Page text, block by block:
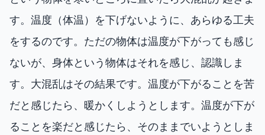
す。温度（体温）を下げないように、あらゆる工夫
をするのです。ただの物体は温度が下がっても感じ
ないが、身体という物体はそれを感じ、認識しま
す。大混乱はその結果です。温度が下がることを苦
だと感じたら、暖かくしようとします。温度が下が
ることを楽だと感じたら、そのままでいようとしま